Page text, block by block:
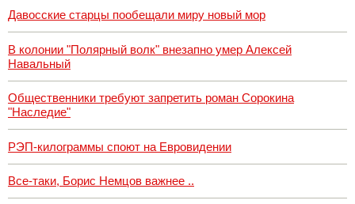
Давосские старцы пообещали миру новый мор
В колонии "Полярный волк" внезапно умер Алексей
Навальный
Общественники требуют запретить роман Сорокина
"Наследие"
РЭП-килограммы споют на Евровидении
Все-таки, Борис Немцов важнее ..